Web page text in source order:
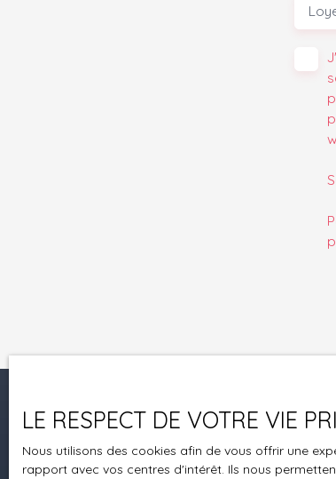
Je recherche un bien
Vente appartement Brumath (67170)
LE RESPECT DE VOTRE VIE
Nous utilisons des cookies afin de vous offrir une
rapport avec vos centres d'intérêt. Ils nous